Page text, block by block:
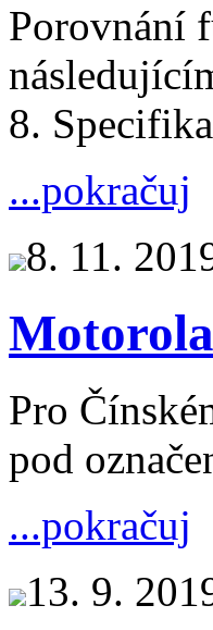
Porovnání
8.
...pokračuj
8. 11.
Pro
pod
...pokračuj
13. 9.